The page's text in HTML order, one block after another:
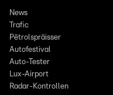
News
Trafic
Pëtrolspräisser
Autofestival
Auto-Tester
Lux-Airport
Radar-Kontrollen